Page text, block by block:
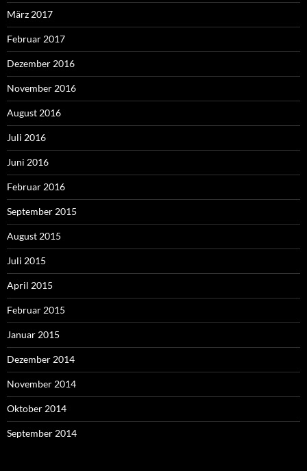
März 2017
Februar 2017
Dezember 2016
November 2016
August 2016
Juli 2016
Juni 2016
Februar 2016
September 2015
August 2015
Juli 2015
April 2015
Februar 2015
Januar 2015
Dezember 2014
November 2014
Oktober 2014
September 2014